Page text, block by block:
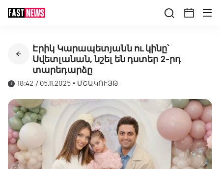
Էրիկ Կարապետյանն ու կինը՝
Սվետլանան, նշել են դստեր 2-րդ
տարեդարձը
18:42 / 05.11.2025 • ՄՇԱԿՈՒՅԹ